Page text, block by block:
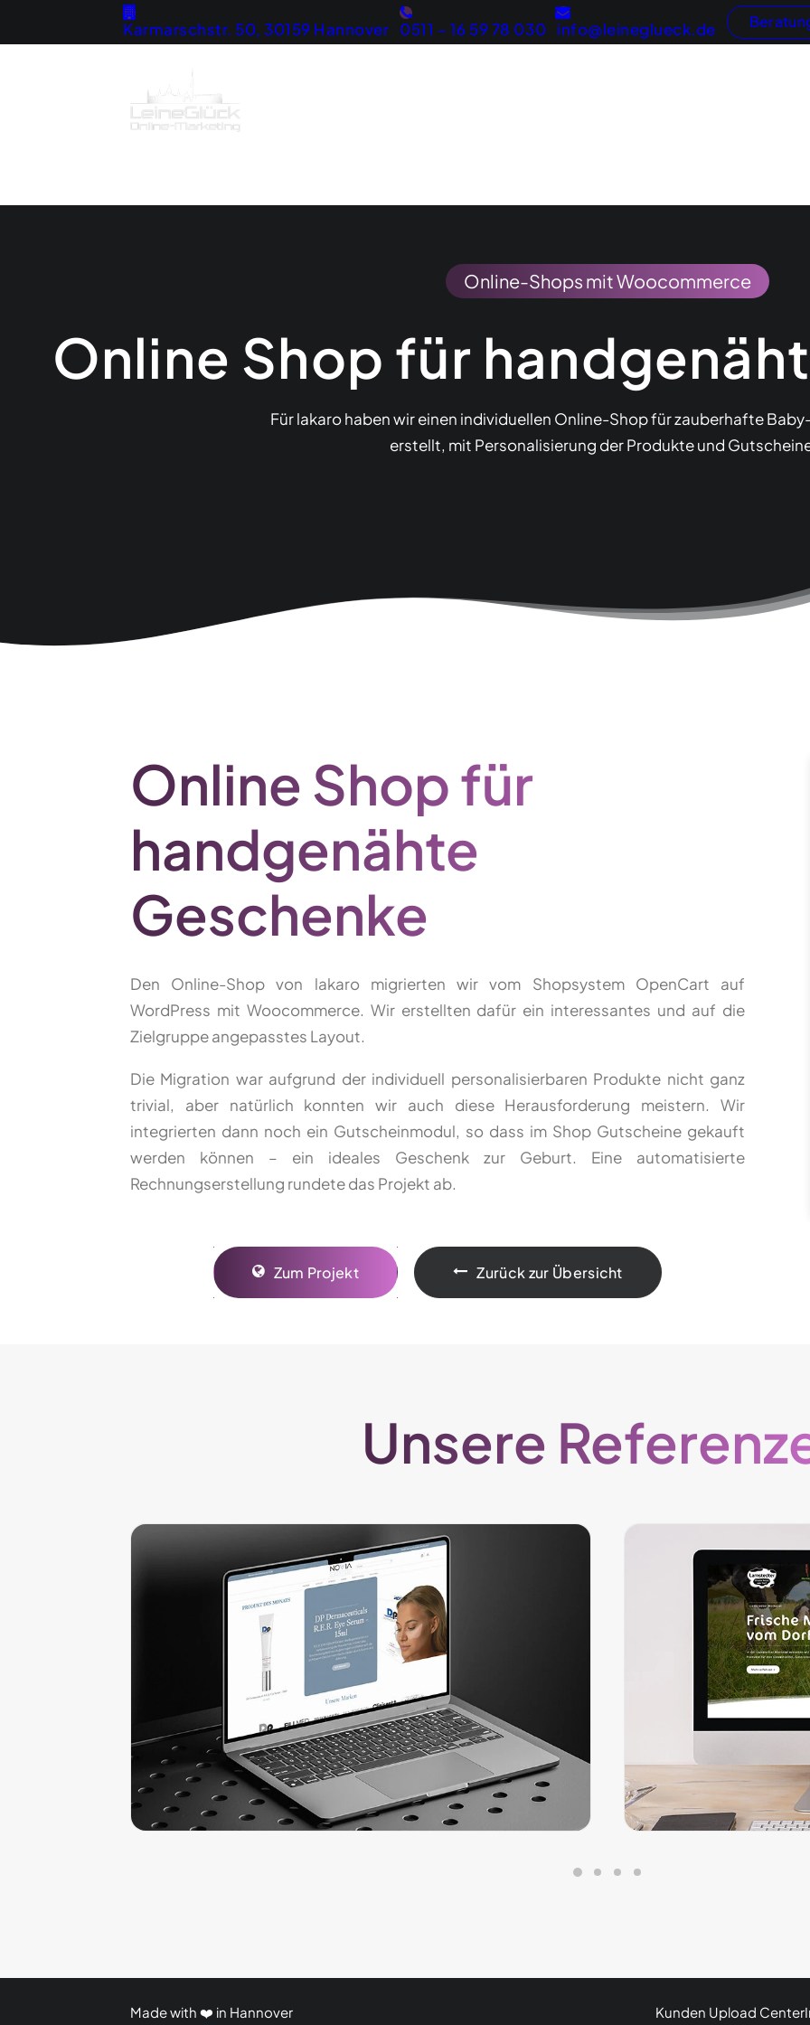
Karmarschstr. 50, 30159 Hannover 0511 – 16 59 78 030 info@leineglueck.de
Online-Shops mit Woocommerce
Online Shop für
Für lakaro haben wir einen individuellen Online-Shop für zauberhafte
erstellt, mit Personalisierung der Produkte und
Online Shop für
handgenähte
Geschenke
Den Online-Shop von lakaro migrierten wir vom Shopsystem OpenCart auf
WordPress mit Woocommerce. Wir erstellten dafür ein interessantes und auf die
Zielgruppe angepasstes Layout.
Die Migration war aufgrund der individuell personalisierbaren Produkte nicht ganz
trivial, aber natürlich konnten wir auch diese Herausforderung meistern. Wir
integrierten dann noch ein Gutscheinmodul, so dass im Shop Gutscheine gekauft
werden können – ein ideales Geschenk zur Geburt. Eine automatisierte
Rechnungserstellung rundete das Projekt ab.
Zum Projekt Zurück zur Übersicht
Unsere
Ein leistungsstarker WooCommerce-Shop, der
hochwertige Kosmetikprodukte optimal in Szene
setzt.
Attraktiver
Katalogsystem.
Made with ❤️ in Hannover Kunden Upload Center